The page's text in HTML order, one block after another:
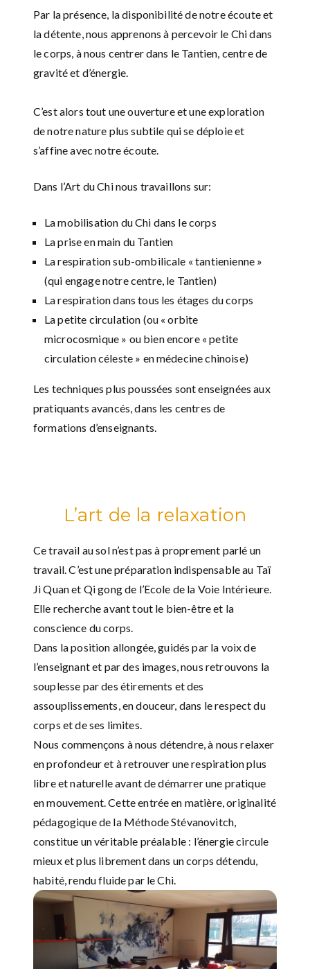
Par la présence, la disponibilité de notre écoute et
la détente, nous apprenons à percevoir le Chi dans
le corps, à nous centrer dans le Tantien, centre de
gravité et d’énergie.
C’est alors tout une ouverture et une exploration
de notre nature plus subtile qui se déploie et
s’affine avec notre écoute.
Dans l’Art du Chi nous travaillons sur:
La mobilisation du Chi dans le corps
La prise en main du Tantien
La respiration sub-ombilicale « tantienienne »
(qui engage notre centre, le Tantien)
La respiration dans tous les étages du corps
La petite circulation (ou « orbite
microcosmique » ou bien encore « petite
circulation céleste » en médecine chinoise)
Les techniques plus poussées sont enseignées aux
pratiquants avancés, dans les centres de
formations d’enseignants.
L’art de la relaxation
Ce travail au sol n’est pas à proprement parlé un
travail. C’est une préparation indispensable au Taï
Ji Quan et Qi gong de l’Ecole de la Voie Intérieure.
Elle recherche avant tout le bien-être et la
conscience du corps.
Dans la position allongée, guidés par la voix de
l’enseignant et par des images, nous retrouvons la
souplesse par des étirements et des
assouplissements, en douceur, dans le respect du
corps et de ses limites.
Nous commençons à nous détendre, à nous relaxer
en profondeur et à retrouver une respiration plus
libre et naturelle avant de démarrer une pratique
en mouvement. Cette entrée en matière, originalité
pédagogique de la Méthode Stévanovitch,
constitue un véritable préalable : l’énergie circule
mieux et plus librement dans un corps détendu,
habité, rendu fluide par le Chi.